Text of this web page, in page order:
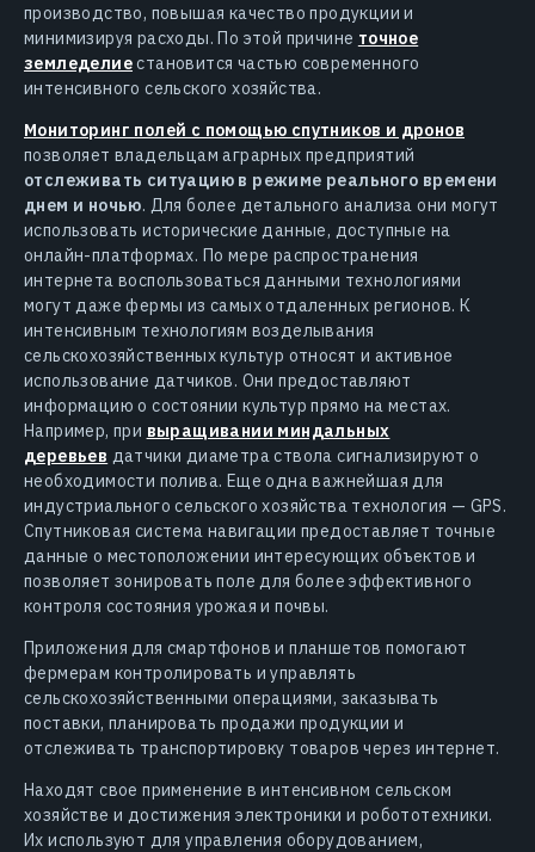
производство, повышая качество продукции и
минимизируя расходы. По этой причине точное
земледелие становится частью современного
интенсивного сельского хозяйства.
Мониторинг полей с помощью спутников и дронов
позволяет владельцам аграрных предприятий
отслеживать ситуацию в режиме реального времени
днем и ночью. Для более детального анализа они могут
использовать исторические данные, доступные на
онлайн-платформах. По мере распространения
интернета воспользоваться данными технологиями
могут даже фермы из самых отдаленных регионов. К
интенсивным технологиям возделывания
сельскохозяйственных культур относят и активное
использование датчиков. Они предоставляют
информацию о состоянии культур прямо на местах.
Например, при выращивании миндальных
деревьев датчики диаметра ствола сигнализируют о
необходимости полива. Еще одна важнейшая для
индустриального сельского хозяйства технология — GPS.
Спутниковая система навигации предоставляет точные
данные о местоположении интересующих объектов и
позволяет зонировать поле для более эффективного
контроля состояния урожая и почвы.
Приложения для смартфонов и планшетов помогают
фермерам контролировать и управлять
сельскохозяйственными операциями, заказывать
поставки, планировать продажи продукции и
отслеживать транспортировку товаров через интернет.
Находят свое применение в интенсивном сельском
хозяйстве и достижения электроники и робототехники.
Их используют для управления оборудованием,